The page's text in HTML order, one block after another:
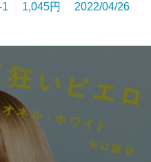
1 1,045円 2022/04/26